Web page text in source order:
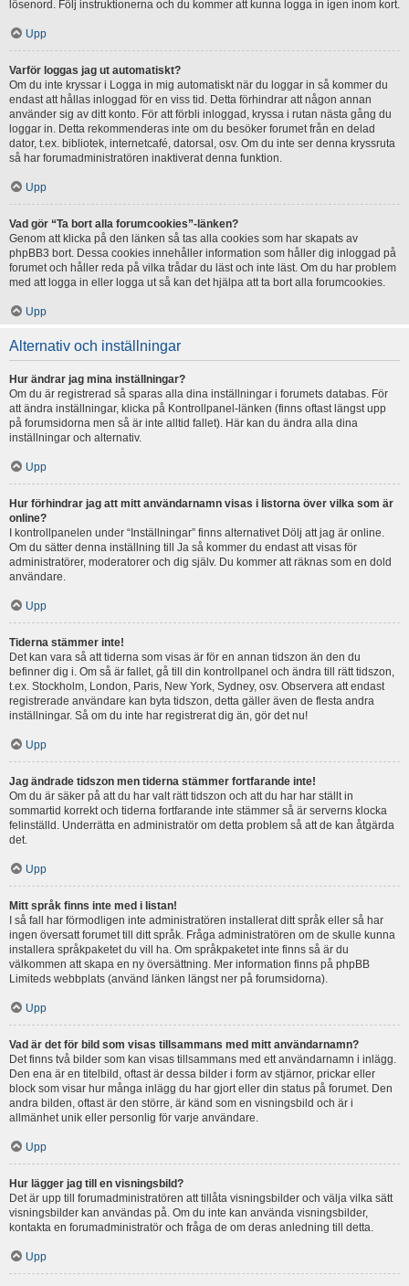
lösenord. Följ instruktionerna och du kommer att kunna logga in igen inom kort.
Upp
Varför loggas jag ut automatiskt?
Om du inte kryssar i Logga in mig automatiskt när du loggar in så kommer du
endast att hållas inloggad för en viss tid. Detta förhindrar att någon annan
använder sig av ditt konto. För att förbli inloggad, kryssa i rutan nästa gång du
loggar in. Detta rekommenderas inte om du besöker forumet från en delad
dator, t.ex. bibliotek, internetcafé, datorsal, osv. Om du inte ser denna kryssruta
så har forumadministratören inaktiverat denna funktion.
Upp
Vad gör “Ta bort alla forumcookies”-länken?
Genom att klicka på den länken så tas alla cookies som har skapats av
phpBB3 bort. Dessa cookies innehåller information som håller dig inloggad på
forumet och håller reda på vilka trådar du läst och inte läst. Om du har problem
med att logga in eller logga ut så kan det hjälpa att ta bort alla forumcookies.
Upp
Alternativ och inställningar
Hur ändrar jag mina inställningar?
Om du är registrerad så sparas alla dina inställningar i forumets databas. För
att ändra inställningar, klicka på Kontrollpanel-länken (finns oftast längst upp
på forumsidorna men så är inte alltid fallet). Här kan du ändra alla dina
inställningar och alternativ.
Upp
Hur förhindrar jag att mitt användarnamn visas i listorna över vilka som är
online?
I kontrollpanelen under “Inställningar” finns alternativet Dölj att jag är online.
Om du sätter denna inställning till Ja så kommer du endast att visas för
administratörer, moderatorer och dig själv. Du kommer att räknas som en dold
användare.
Upp
Tiderna stämmer inte!
Det kan vara så att tiderna som visas är för en annan tidszon än den du
befinner dig i. Om så är fallet, gå till din kontrollpanel och ändra till rätt tidszon,
t.ex. Stockholm, London, Paris, New York, Sydney, osv. Observera att endast
registrerade användare kan byta tidszon, detta gäller även de flesta andra
inställningar. Så om du inte har registrerat dig än, gör det nu!
Upp
Jag ändrade tidszon men tiderna stämmer fortfarande inte!
Om du är säker på att du har valt rätt tidszon och att du har har ställt in
sommartid korrekt och tiderna fortfarande inte stämmer så är serverns klocka
felinställd. Underrätta en administratör om detta problem så att de kan åtgärda
det.
Upp
Mitt språk finns inte med i listan!
I så fall har förmodligen inte administratören installerat ditt språk eller så har
ingen översatt forumet till ditt språk. Fråga administratören om de skulle kunna
installera språkpaketet du vill ha. Om språkpaketet inte finns så är du
välkommen att skapa en ny översättning. Mer information finns på phpBB
Limiteds webbplats (använd länken längst ner på forumsidorna).
Upp
Vad är det för bild som visas tillsammans med mitt användarnamn?
Det finns två bilder som kan visas tillsammans med ett användarnamn i inlägg.
Den ena är en titelbild, oftast är dessa bilder i form av stjärnor, prickar eller
block som visar hur många inlägg du har gjort eller din status på forumet. Den
andra bilden, oftast är den större, är känd som en visningsbild och är i
allmänhet unik eller personlig för varje användare.
Upp
Hur lägger jag till en visningsbild?
Det är upp till forumadministratören att tillåta visningsbilder och välja vilka sätt
visningsbilder kan användas på. Om du inte kan använda visningsbilder,
kontakta en forumadministratör och fråga de om deras anledning till detta.
Upp